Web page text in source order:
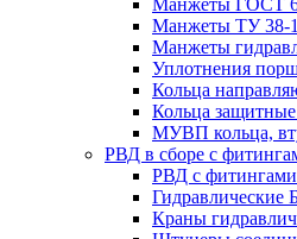
Манжеты ГОСТ
Манжеты ТУ 38-
Манжеты
Уплотнения
Кольца
Кольца
МУВП кольца,
РВД в сборе с
РВД с
Гидравлические
Краны